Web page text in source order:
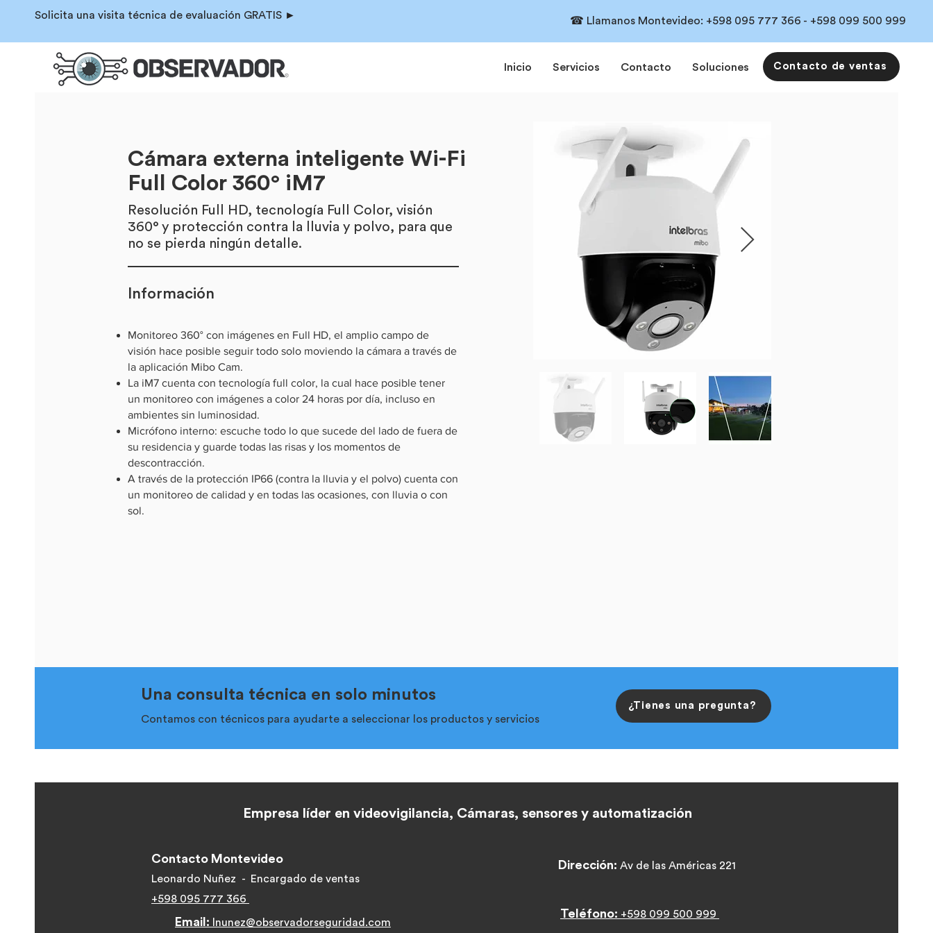
Solicita una visita técnica de evaluación GRATIS ► ☎ Llamanos Montevideo: +598 095 777 366 - +598 099 500 999
Inicio Servicios Contacto Soluciones Contacto de ventas
Cámara externa inteligente Wi-Fi
Full Color 360° iM7
Resolución Full HD, tecnología Full Color, visión
360° y protección contra la lluvia y polvo, para que
no se pierda ningún detalle.
Información
Monitoreo 360° con imágenes en Full HD, el amplio campo de
visión hace posible seguir todo solo moviendo la cámara a través de
la aplicación Mibo Cam.
La iM7 cuenta con tecnología full color, la cual hace posible tener
un monitoreo con imágenes a color 24 horas por día, incluso en
ambientes sin luminosidad.
Micrófono interno: escuche todo lo que sucede del lado de fuera de
su residencia y guarde todas las risas y los momentos de
descontracción.
A través de la protección IP66 (contra la lluvia y el polvo) cuenta con
un monitoreo de calidad y en todas las ocasiones, con lluvia o con
sol.
Una consulta técnica en solo minutos
Contamos con técnicos para ayudarte a seleccionar los productos y servicios
¿Tienes una pregunta?
Empresa líder en videovigilancia, Cámaras, sensores y automatización
Contacto Montevideo
Leonardo Nuñez - Encargado de ventas
+598 095 777 366
Email: lnunez@observadorseguridad.com
Dirección: Av de las Américas 221
Teléfono: +598 099 500 999